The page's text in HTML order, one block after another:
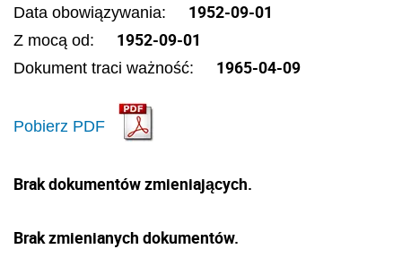
Data obowiązywania: 1952-09-01
Z mocą od: 1952-09-01
Dokument traci ważność: 1965-04-09
Pobierz PDF
Brak dokumentów zmieniających.
Brak zmienianych dokumentów.